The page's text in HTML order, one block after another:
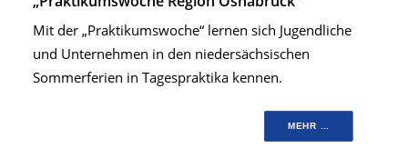
Mit der „Praktikumswoche“ lernen sich Jugendliche
und Unternehmen in den niedersächsischen
Sommerferien in Tagespraktika kennen.
MEHR ...